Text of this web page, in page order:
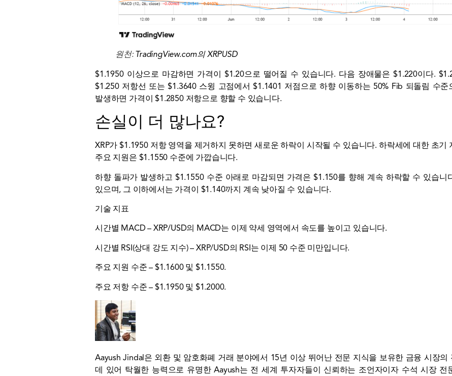
원천: TradingView.com의 XRPUSD
$1.1950 이상으로 마감하면 가격이 $1.20으로 떨어질 수 있습니다. 다음 장애물은 $1.220이다.
$1.250 저항선 또는 $1.3640 스윙 고점에서 $1.1401 저점으로 하향 이동하는 50% Fib 되돌림 수
발생하면 가격이 $1.2850 저항으로 향할 수 있습니다.
손실이 더 많나요?
XRP가 $1.1950 저항 영역을 제거하지 못하면 새로운 하락이 시작될 수 있습니다. 하락세에 대한 초
주요 지원은 $1.1550 수준에 가깝습니다.
하향 돌파가 발생하고 $1.1550 수준 아래로 마감되면 가격은 $1.150를 향해 계속 하락할 수 있습니
있으며, 그 이하에서는 가격이 $1.140까지 계속 낮아질 수 있습니다.
기술 지표
시간별 MACD – XRP/USD의 MACD는 이제 약세 영역에서 속도를 높이고 있습니다.
시간별 RSI(상대 강도 지수) – XRP/USD의 RSI는 이제 50 수준 미만입니다.
주요 지원 수준 – $1.1600 및 $1.1550.
주요 저항 수준 – $1.1950 및 $1.2000.
Aayush Jindal은 외환 및 암호화폐 거래 분야에서 15년 이상 뛰어난 전문 지식을 보유한 금융 시장
데 있어 탁월한 능력으로 유명한 Aayush는 전 세계 투자자들이 신뢰하는 조언자이자 수석 시장 전